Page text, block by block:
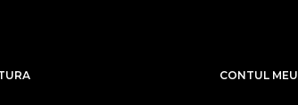
CONTUL MEU